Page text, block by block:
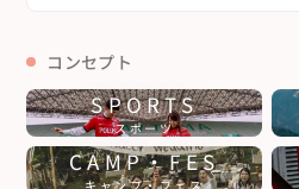
コンセプト
SPORTS
スポーツ
CAMP・FES
キャンプ・フェス